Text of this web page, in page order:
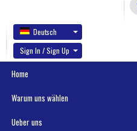
Deutsch
Sign In / Sign Up
Home
Warum uns wählen
Ueber uns